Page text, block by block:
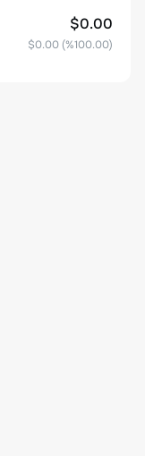
$0.00
$0.00 (%100.00)